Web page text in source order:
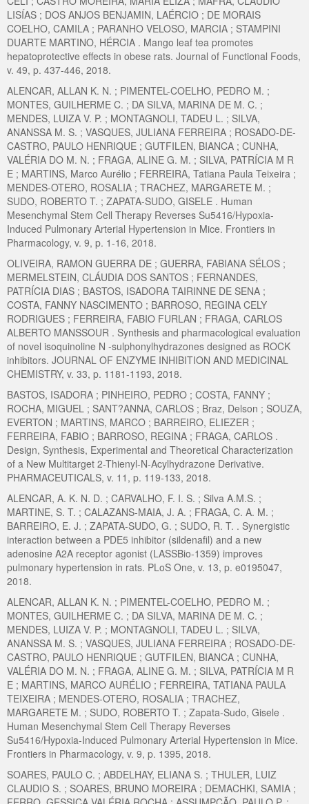
LISÍAS ; DOS ANJOS BENJAMIN, LAÉRCIO ; DE MORAIS
COELHO, CAMILA ; PARANHO VELOSO, MARCIA ; STAMPINI
DUARTE MARTINO, HÉRCIA . Mango leaf tea promotes
hepatoprotective effects in obese rats. Journal of Functional Foods,
v. 49, p. 437-446, 2018.
ALENCAR, ALLAN K. N. ; PIMENTEL-COELHO, PEDRO M. ;
MONTES, GUILHERME C. ; DA SILVA, MARINA DE M. C. ;
MENDES, LUIZA V. P. ; MONTAGNOLI, TADEU L. ; SILVA,
ANANSSA M. S. ; VASQUES, JULIANA FERREIRA ; ROSADO-DE-
CASTRO, PAULO HENRIQUE ; GUTFILEN, BIANCA ; CUNHA,
VALÉRIA DO M. N. ; FRAGA, ALINE G. M. ; SILVA, PATRÍCIA M R
E ; MARTINS, Marco Aurélio ; FERREIRA, Tatiana Paula Teixeira ;
MENDES-OTERO, ROSALIA ; TRACHEZ, MARGARETE M. ;
SUDO, ROBERTO T. ; ZAPATA-SUDO, GISELE . Human
Mesenchymal Stem Cell Therapy Reverses Su5416/Hypoxia-
Induced Pulmonary Arterial Hypertension in Mice. Frontiers in
Pharmacology, v. 9, p. 1-16, 2018.
OLIVEIRA, RAMON GUERRA DE ; GUERRA, FABIANA SÉLOS ;
MERMELSTEIN, CLÁUDIA DOS SANTOS ; FERNANDES,
PATRÍCIA DIAS ; BASTOS, ISADORA TAIRINNE DE SENA ;
COSTA, FANNY NASCIMENTO ; BARROSO, REGINA CELY
RODRIGUES ; FERREIRA, FABIO FURLAN ; FRAGA, CARLOS
ALBERTO MANSSOUR . Synthesis and pharmacological evaluation
of novel isoquinoline N -sulphonylhydrazones designed as ROCK
inhibitors. JOURNAL OF ENZYME INHIBITION AND MEDICINAL
CHEMISTRY, v. 33, p. 1181-1193, 2018.
BASTOS, ISADORA ; PINHEIRO, PEDRO ; COSTA, FANNY ;
ROCHA, MIGUEL ; SANT?ANNA, CARLOS ; Braz, Delson ; SOUZA,
EVERTON ; MARTINS, MARCO ; BARREIRO, ELIEZER ;
FERREIRA, FABIO ; BARROSO, REGINA ; FRAGA, CARLOS .
Design, Synthesis, Experimental and Theoretical Characterization
of a New Multitarget 2-Thienyl-N-Acylhydrazone Derivative.
PHARMACEUTICALS, v. 11, p. 119-133, 2018.
ALENCAR, A. K. N. D. ; CARVALHO, F. I. S. ; Silva A.M.S. ;
MARTINE, S. T. ; CALAZANS-MAIA, J. A. ; FRAGA, C. A. M. ;
BARREIRO, E. J. ; ZAPATA-SUDO, G. ; SUDO, R. T. . Synergistic
interaction between a PDE5 inhibitor (sildenafil) and a new
adenosine A2A receptor agonist (LASSBio-1359) improves
pulmonary hypertension in rats. PLoS One, v. 13, p. e0195047,
2018.
ALENCAR, ALLAN K. N. ; PIMENTEL-COELHO, PEDRO M. ;
MONTES, GUILHERME C. ; DA SILVA, MARINA DE M. C. ;
MENDES, LUIZA V. P. ; MONTAGNOLI, TADEU L. ; SILVA,
ANANSSA M. S. ; VASQUES, JULIANA FERREIRA ; ROSADO-DE-
CASTRO, PAULO HENRIQUE ; GUTFILEN, BIANCA ; CUNHA,
VALÉRIA DO M. N. ; FRAGA, ALINE G. M. ; SILVA, PATRÍCIA M R
E ; MARTINS, MARCO AURÉLIO ; FERREIRA, TATIANA PAULA
TEIXEIRA ; MENDES-OTERO, ROSALIA ; TRACHEZ,
MARGARETE M. ; SUDO, ROBERTO T. ; Zapata-Sudo, Gisele .
Human Mesenchymal Stem Cell Therapy Reverses
Su5416/Hypoxia-Induced Pulmonary Arterial Hypertension in Mice.
Frontiers in Pharmacology, v. 9, p. 1395, 2018.
SOARES, PAULO C. ; ABDELHAY, ELIANA S. ; THULER, LUIZ
CLAUDIO S. ; SOARES, BRUNO MOREIRA ; DEMACHKI, SAMIA ;